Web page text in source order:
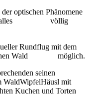
optischen Phänomene
alles völlig
Rundflug mit dem
Wald möglich.
seinen
WaldWipfelHäusl mit
Kuchen und Torten